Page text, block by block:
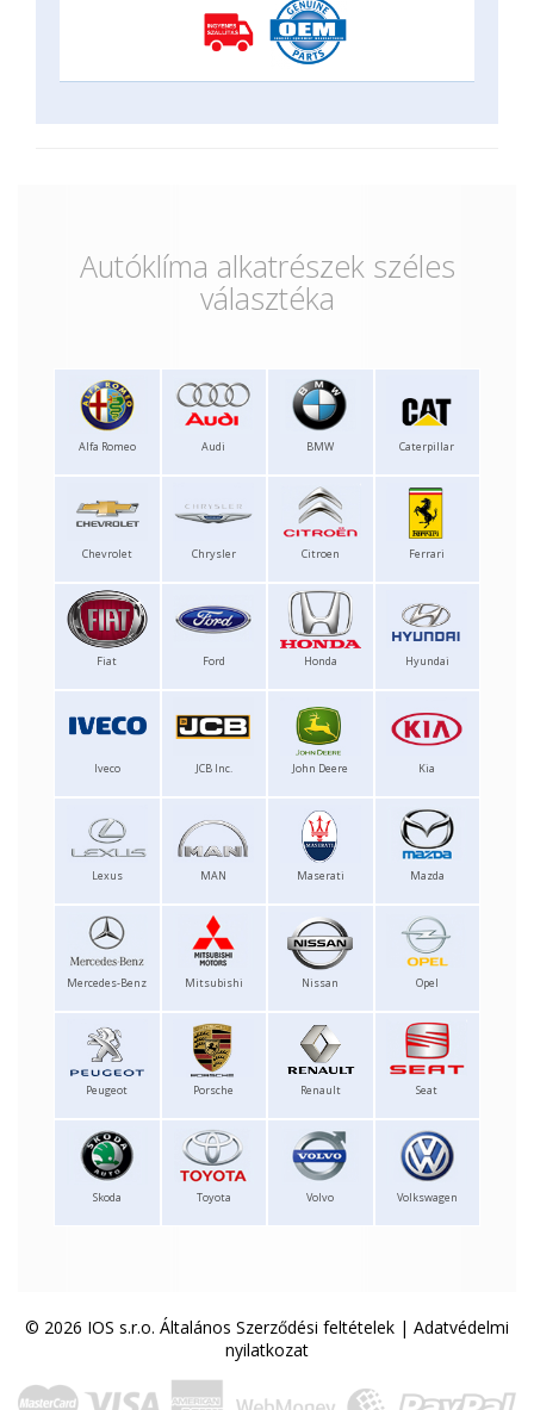
Autóklíma alkatrészek széles
választéka
Alfa Romeo Audi BMW Caterpillar
Chevrolet Chrysler Citroen Ferrari
Fiat Ford Honda Hyundai
Iveco JCB Inc. John Deere Kia
Lexus MAN Maserati Mazda
Mercedes-Benz Mitsubishi Nissan Opel
Peugeot Porsche Renault Seat
Skoda Toyota Volvo Volkswagen
© 2026 IOS s.r.o. Általános Szerződési feltételek | Adatvédelmi
nyilatkozat